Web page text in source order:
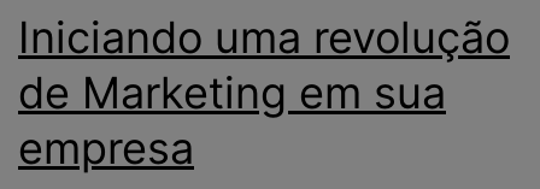
Iniciando uma revolução
de Marketing em sua
empresa